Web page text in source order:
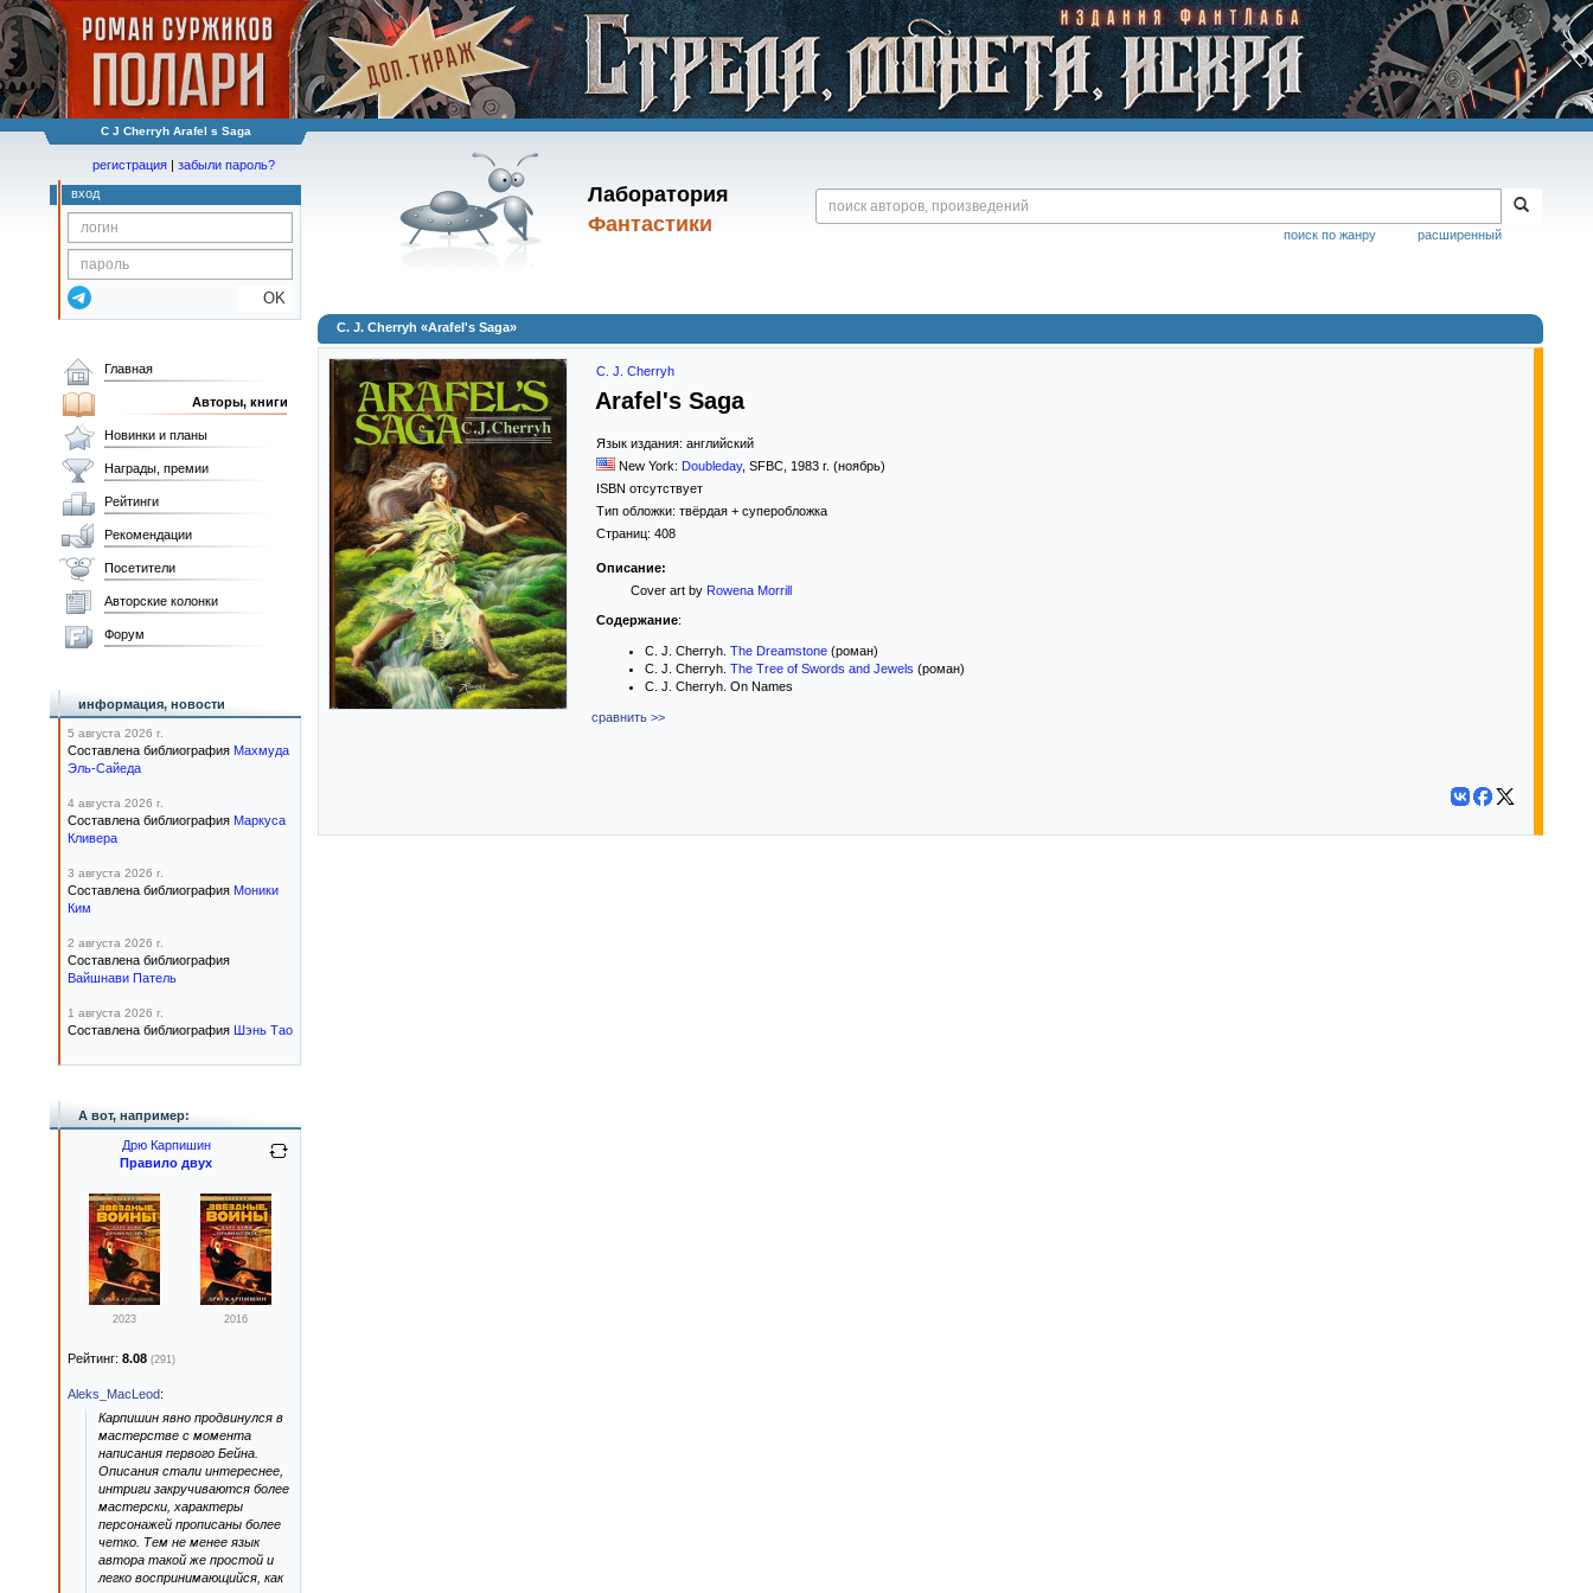
C J Cherryh Arafel s Saga
Лаборатория
Фантастики
расширенный
поиск по жанру
регистрация | забыли пароль?
вход
OK
C. J. Cherryh «Arafel's Saga»
C. J. Cherryh
Arafel's Saga
Язык издания: английский
New York: Doubleday, SFBC 1983 г. (ноябрь)
ISBN отсутствует
Тип обложки: твёрдая + суперобложка
Страниц: 408
Описание:
Cover art by Rowena Morrill
Содержание:
C. J. Cherryh. The Dreamstone (роман)
C. J. Cherryh. The Tree of Swords and Jewels (роман)
C. J. Cherryh. On Names
сравнить >>
Главная
Авторы, книги
Новинки и планы
Награды, премии
Рейтинги
Рекомендации
Посетители
Авторские колонки
Форум
информация, новости
5 августа 2026 г.
Составлена библиография Махмуда
Эль-Сайеда
4 августа 2026 г.
Составлена библиография Маркуса
Кливера
3 августа 2026 г.
Составлена библиография Моники
Ким
2 августа 2026 г.
Составлена библиография
Вайшнави Патель
1 августа 2026 г.
Составлена библиография Шэнь Тао
А вот, например:
Дрю Карпишин
Правило двух
2023 2016
Рейтинг: 8.08 (291)
Aleks_MacLeod:
Карпишин явно продвинулся в
мастерстве с момента
написания первого Бейна.
Описания стали интереснее,
интриги закручиваются более
мастерски, характеры
персонажей прописаны более
четко. Тем не менее язык
автора такой же простой и
легко воспринимающийся, как